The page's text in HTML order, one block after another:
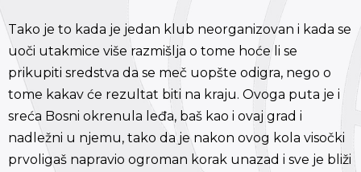
Tako je to kada je jedan klub neorganizovan i kada se
uoči utakmice više razmišlja o tome hoće li se
prikupiti sredstva da se meč uopšte odigra, nego o
tome kakav će rezultat biti na kraju. Ovoga puta je i
sreća Bosni okrenula leđa, baš kao i ovaj grad i
nadležni u njemu, tako da je nakon ovog kola visočki
prvoligaš napravio ogroman korak unazad i sve je bliži